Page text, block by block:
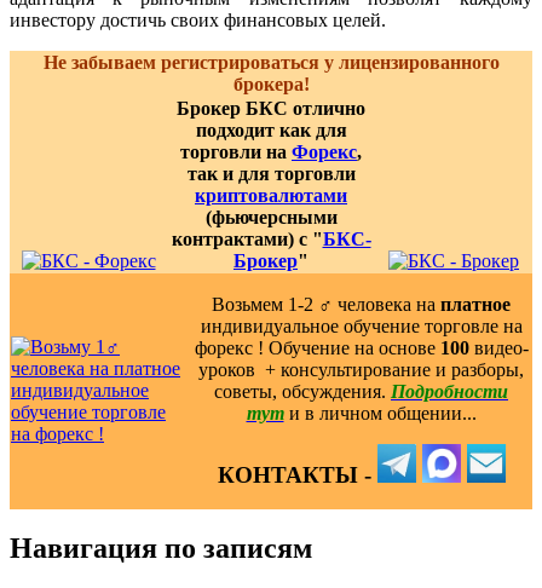
инвестору достичь своих финансовых целей.
Не забываем регистрироваться у лицензированного
брокера!
Брокер БКС отлично
подходит как для
торговли на Форекс,
так и для торговли
криптовалютами
(фьючерсными
контрактами) с "БКС-
Брокер"
Возьмем 1-2 ‍♂️ человека на платное
индивидуальное обучение торговле на
форекс ! Обучение на основе 100видео-
уроков ️ + консультирование и разборы,
советы, обсуждения. Подробности
тут и в личном общении...
КОНТАКТЫ -
Навигация по записям